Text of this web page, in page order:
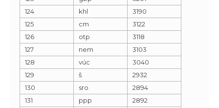
124
khl
3190
125
cm
3122
126
otp
3118
127
nem
3103
128
vúc
3040
129
š
2932
130
sro
2894
131
ppp
2892